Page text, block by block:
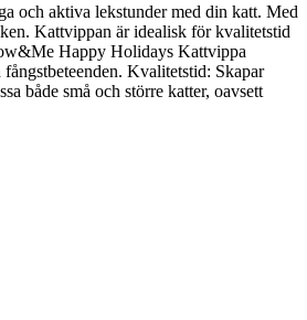
och aktiva lekstunder med din katt. Med
Kattvippan är idealisk för kvalitetstid
Happy Holidays Kattvippa
Kvalitetstid: Skapar
både små och större katter, oavsett